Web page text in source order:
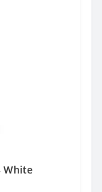
White